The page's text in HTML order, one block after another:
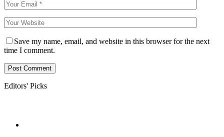
Save my name, email, and website in this browser for the next
time I comment.
Editors' Picks